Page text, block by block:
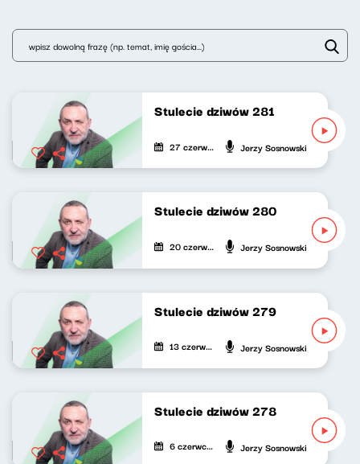
Stulecie dziwów 281
27 czerwca 2026 Jerzy Sosnowski
Stulecie dziwów 280
20 czerwca 2026 Jerzy Sosnowski
Stulecie dziwów 279
13 czerwca 2026 Jerzy Sosnowski
Stulecie dziwów 278
6 czerwca 2026 Jerzy Sosnowski